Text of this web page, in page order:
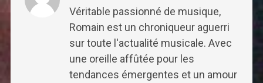
Véritable passionné de musique,
Romain est un chroniqueur aguerri
sur toute l'actualité musicale. Avec
une oreille affûtée pour les
tendances émergentes et un amour